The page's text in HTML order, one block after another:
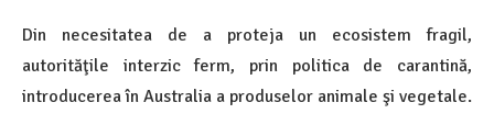
Din necesitatea de a proteja un ecosistem fragil,
autorităţile interzic ferm, prin politica de carantină,
introducerea în Australia a produselor animale şi vegetale.